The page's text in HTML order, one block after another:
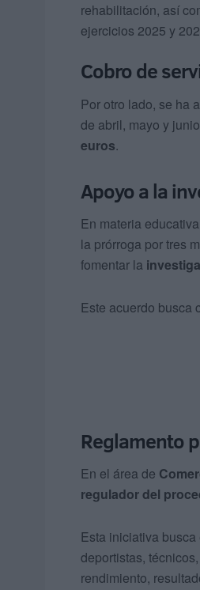
rehabilitación, así
ejercicios 2025 y
Cobro de
Por otro lado, se ha
de abril, mayo y
euros.
Apoyo a la
En materia
la prórroga por tres
fomentar la
Este acuerdo busca
Reglamento
En el área de
regulador del
Esta iniciativa
deportistas,
rendimiento,